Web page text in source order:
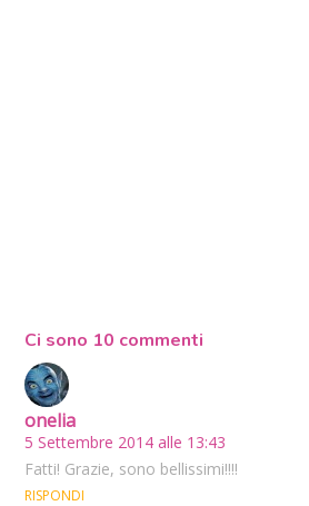
Ci sono 10 commenti
onelia
5 Settembre 2014 alle 13:43
Fatti! Grazie, sono bellissimi!!!!
RISPONDI